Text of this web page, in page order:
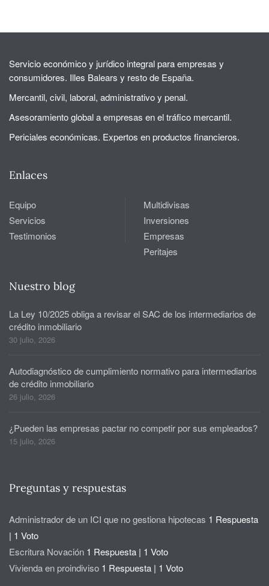
Servicio económico y jurídico integral para empresas y
consumidores. Illes Balears y resto de España.
Mercantil, civil, laboral, administrativo y penal.
Asesoramiento global a empresas en el tráfico mercantil.
Periciales económicas. Expertos en productos financieros.
Enlaces
Equipo
Servicios
Testimonios
Multidivisas
Inversiones
Empresas
Peritajes
Nuestro blog
La Ley 10/2025 obliga a revisar el SAC de los intermediarios de
crédito inmobiliario
30 julio, 2026
Autodiagnóstico de cumplimiento normativo para intermediarios
de crédito inmobiliario
26 julio, 2026
¿Pueden las empresas pactar no competir por sus empleados?
15 julio, 2026
Preguntas y respuestas
Administrador de un ICI que no gestiona hipotecas 1 Respuesta
| 1 Voto
Escritura Novación 1 Respuesta | 1 Voto
Vivienda en proindiviso 1 Respuesta | 1 Voto